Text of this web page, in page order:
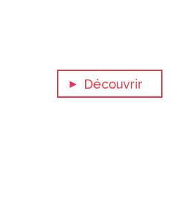
Découvrir